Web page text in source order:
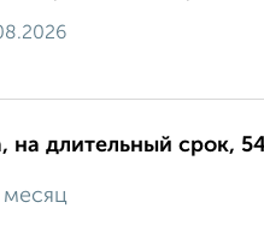
на длительный срок,
месяц